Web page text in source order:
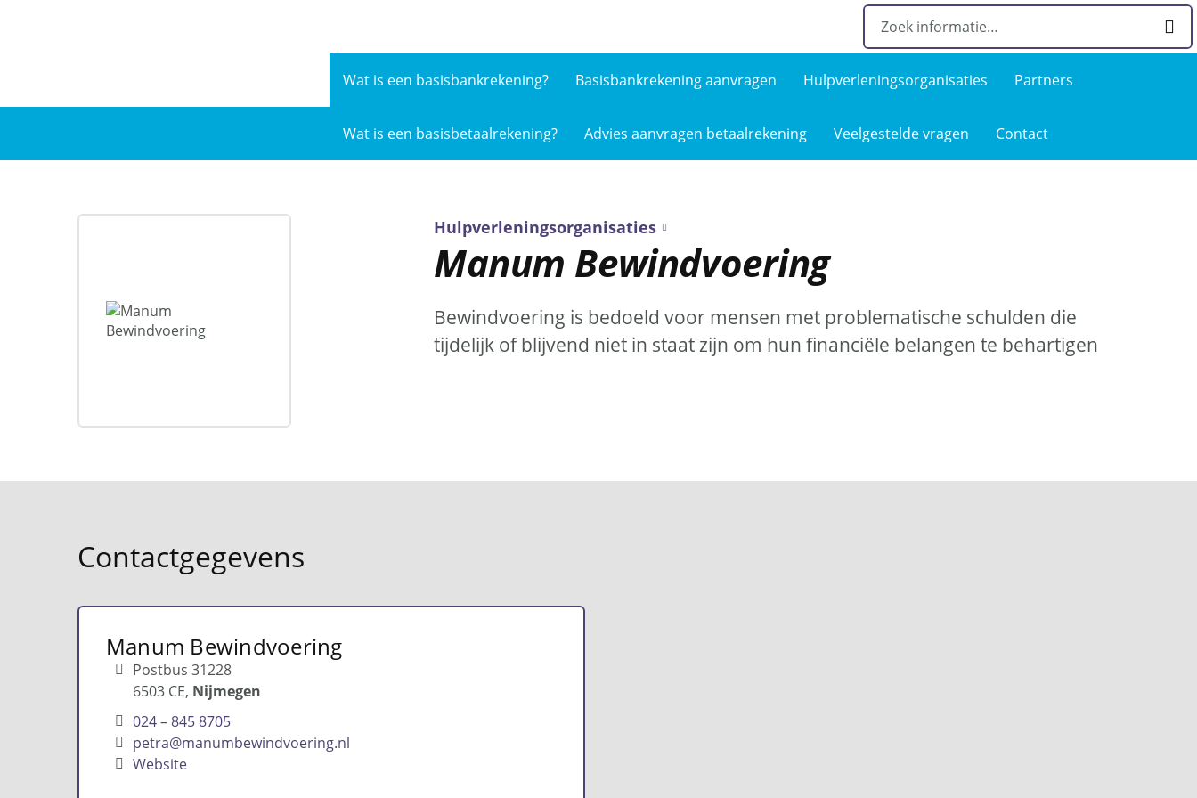
Wat is een basis­bankrekening?
Basisbankrekening aanvragen Hulpverlenings­organisaties Partners
Wat is een basis­betaalrekening? Advies aanvragen betaalrekening Veelgestelde­ vragen Contact
Hulpverleningsorganisaties
Manum Bewindvoering
Bewindvoering is bedoeld voor mensen met problematische schulden die
tijdelijk of blijvend niet in staat zijn om hun financiële belangen te behartigen
Contactgegevens
Manum Bewindvoering
Postbus 31228
6503 CE Nijmegen
024 – 845 8705
petra@manumbewindvoering.nl
Website